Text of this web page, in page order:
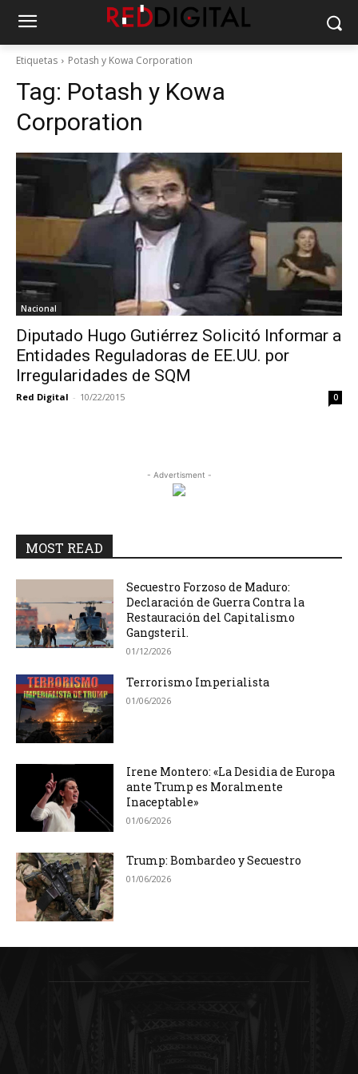
Etiquetas Potash y Kowa Corporation
Tag: Potash y Kowa
Corporation
Nacional
Diputado Hugo Gutiérrez Solicitó Informar a
Entidades Reguladoras de EE.UU. por
Irregularidades de SQM
Red Digital - 10/22/2015 0
- Advertisment -
MOST READ
Secuestro Forzoso de Maduro:
Declaración de Guerra Contra la
Restauración del Capitalismo
Gangsteril.
01/12/2026
Terrorismo Imperialista
01/06/2026
Irene Montero: «La Desidia de Europa
ante Trump es Moralmente
Inaceptable»
01/06/2026
Trump: Bombardeo y Secuestro
01/06/2026